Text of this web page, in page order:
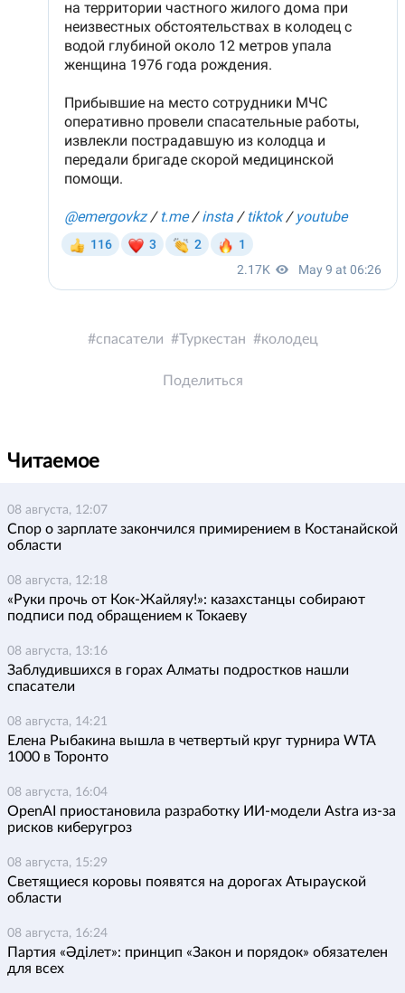
спасатели Туркестан колодец
Поделиться
Читаемое
08 августа, 12:07
Спор о зарплате закончился примирением в Костанайской
области
08 августа, 12:18
«Руки прочь от Кок-Жайляу!»: казахстанцы собирают
подписи под обращением к Токаеву
08 августа, 13:16
Заблудившихся в горах Алматы подростков нашли
спасатели
08 августа, 14:21
Елена Рыбакина вышла в четвертый круг турнира WTA
1000 в Торонто
08 августа, 16:04
OpenAI приостановила разработку ИИ-модели Astra из-за
рисков киберугроз
08 августа, 15:29
Светящиеся коровы появятся на дорогах Атырауской
области
08 августа, 16:24
Партия «Әділет»: принцип «Закон и порядок» обязателен
для всех